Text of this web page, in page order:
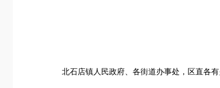
北石店镇人民政府、各街道办事处，区直各